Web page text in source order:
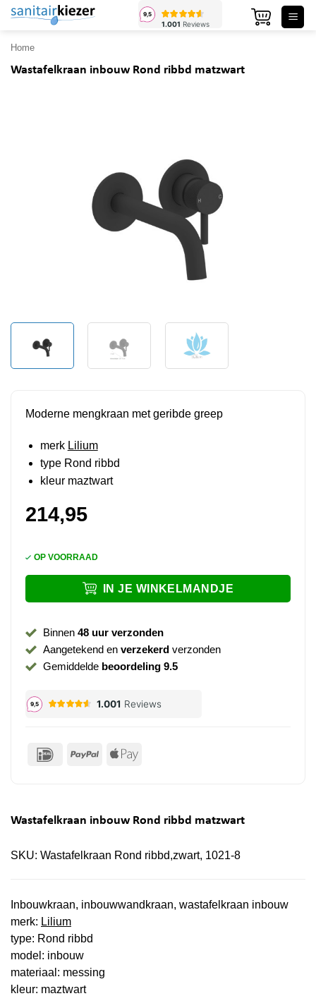
Ga
inhoud
Home
Wastafelkraan inbouw Rond ribbd matzwart
Moderne mengkraan met geribde greep
merk Lilium
type Rond ribbd
kleur maztwart
214,95
OP VOORRAAD
IN JE WINKELMANDJE
Binnen 48 uur verzonden
Aangetekend en verzekerdverzonden
Gemiddelde beoordeling 9.5
IDeal PayPal Apple
Wastafelkraan inbouw Rond ribbd matzwart
SKU: Wastafelkraan Rond ribbd,zwart, 1021-8
Inbouwkraan, inbouwwandkraan, wastafelkraan inbouw
merk: Lilium
type: Rond ribbd
model: inbouw
materiaal: messing
kleur: maztwart